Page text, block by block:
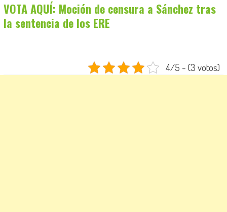
VOTA AQUÍ: Moción de censura a Sánchez tras
la sentencia de los ERE
4/5 - (3 votos)